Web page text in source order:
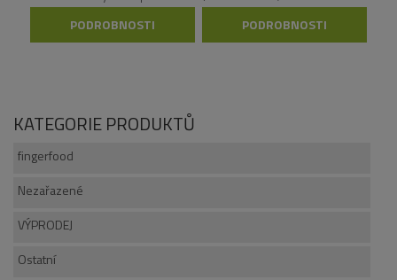
velkoformátovou tiskárnu HP
DesignJet 1050C/1055CM.
PODROBNOSTI PODROBNOSTI
KATEGORIE PRODUKTŮ
fingerfood
Nezařazené
VÝPRODEJ
Ostatní